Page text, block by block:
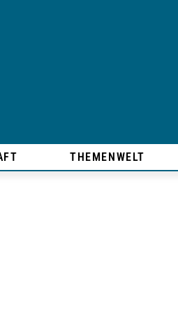
THEMENWELT